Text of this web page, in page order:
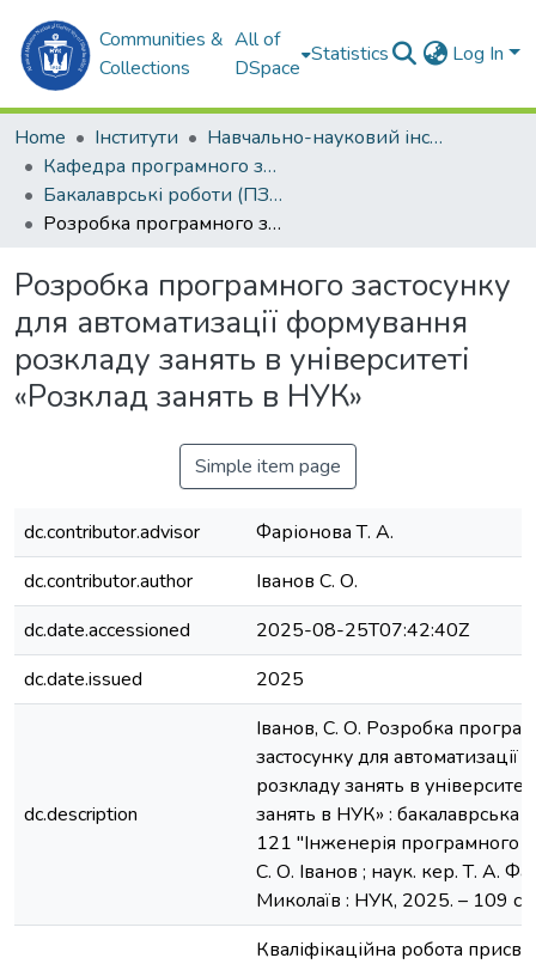
Communities &
Collections
All of
DSpace
Statistics Log In
Home Інститути
Навчально-науковий інститут комп'ютерних наук та управління проектами (ННІКНУП)
Кафедра програмного забезпечення автоматизованих систем (ПЗАС)
Бакалаврські роботи (ПЗАС)
Розробка програмного застосунку для автоматизації формування розкладу занять в університеті «Розклад занять в НУК»
Розробка програмного застосунку
для автоматизації формування
розкладу занять в університеті
«Розклад занять в НУК»
Simple item page
dc.contributor.advisor
Фаріонова Т. А.
dc.contributor.author
Іванов С. О.
dc.date.accessioned
2025-08-25T07:42:40Z
dc.date.issued
2025
dc.description
Іванов, С. О. Розробка
застосунку для
розкладу занять в
занять в НУК» : бакалаврська
121 "Інженерія програмного
С. О. Іванов ; наук. кер. Т. А.
Миколаїв : НУК, 2025. – 109 с.
Кваліфікаційна робота